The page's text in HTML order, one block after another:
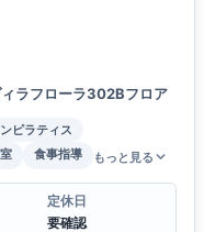
ラフローラ302Bフロア
ピラティス
食事指導 もっと見る
定休日
要確認